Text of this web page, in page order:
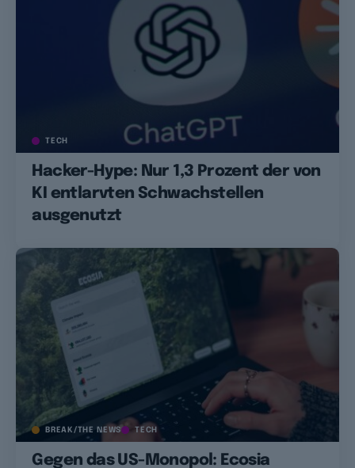
TECH
Hacker-Hype: Nur 1,3 Prozent der von
KI entlarvten Schwachstellen
ausgenutzt
BREAK/THE NEWS TECH
Gegen das US-Monopol: Ecosia